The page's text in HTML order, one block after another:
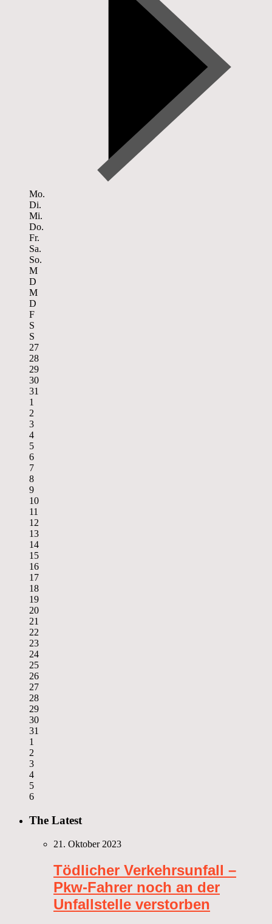
Mo.
Di.
Mi.
Do.
Fr.
Sa.
So.
M
D
M
D
F
S
S
27
28
29
30
31
1
2
3
4
5
6
7
8
9
10
11
12
13
14
15
16
17
18
19
20
21
22
23
24
25
26
27
28
29
30
31
1
2
3
4
5
6
The Latest
21. Oktober 2023
Tödlicher Verkehrsunfall –
Pkw-Fahrer noch an der
Unfallstelle verstorben